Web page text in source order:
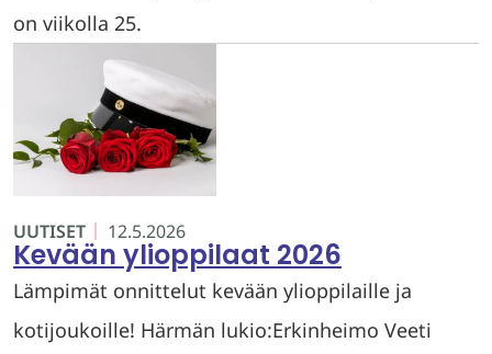
on viikolla 25.
UUTISET 12.5.2026
Kevään ylioppilaat 2026
Lämpimät onnittelut kevään ylioppilaille ja
kotijoukoille! Härmän lukio:Erkinheimo Veeti